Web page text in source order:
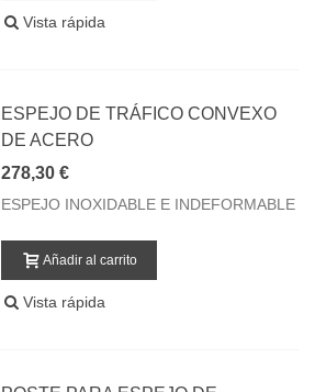
Vista rápida
ESPEJO DE TRÁFICO CONVEXO
DE ACERO
278,30 €
ESPEJO INOXIDABLE E INDEFORMABLE
Añadir al carrito
Vista rápida